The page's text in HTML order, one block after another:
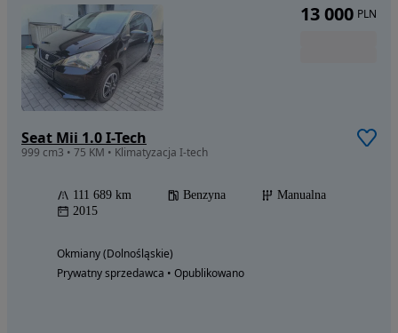
Seat Mii 1.0 I-Tech
999 cm3 • 75 KM • Klimatyzacja I-tech
111 689 km Benzyna
Manualna
2015
Okmiany (Dolnośląskie)
Prywatny sprzedawca • Opublikowano
13 000 PLN